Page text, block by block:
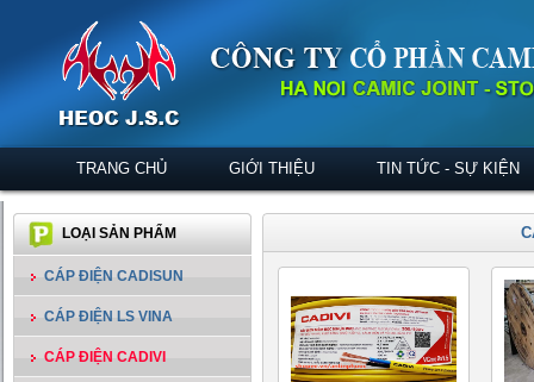
TRANG CHỦ GIỚI THIỆU TIN TỨC - SỰ KIỆN
LOẠI SẢN PHẨM
CÁP ĐIỆN CADISUN
CÁP ĐIỆN LS VINA
CÁP ĐIỆN CADIVI